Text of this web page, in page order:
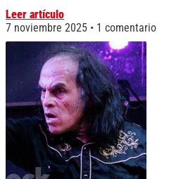
Leer artículo
7 noviembre 2025
1 comentario